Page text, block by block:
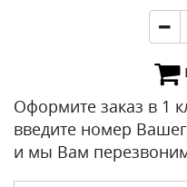
Оформите заказ в 1
введите номер
и мы Вам